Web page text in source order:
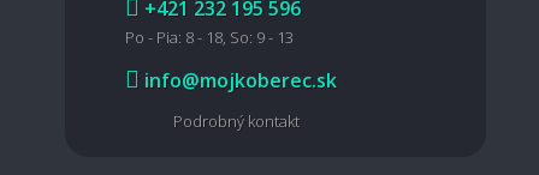
+421 232 195 596
Po - Pia: 8 - 18, So: 9 - 13
info@mojkoberec.sk
Podrobný kontakt